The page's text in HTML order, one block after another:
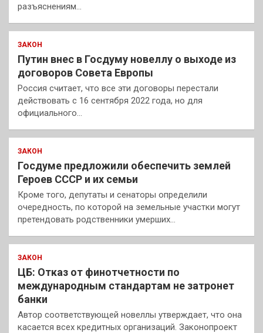
разъяснениям…
ЗАКОН
Путин внес в Госдуму новеллу о выходе из
договоров Совета Европы
Россия считает, что все эти договоры перестали
действовать с 16 сентября 2022 года, но для
официального…
ЗАКОН
Госдуме предложили обеспечить землей
Героев СССР и их семьи
Кроме того, депутаты и сенаторы определили
очередность, по которой на земельные участки могут
претендовать родственники умерших…
ЗАКОН
ЦБ: Отказ от финотчетности по
международным стандартам не затронет
банки
Автор соответствующей новеллы утверждает, что она
касается всех кредитных организаций. Законопроект